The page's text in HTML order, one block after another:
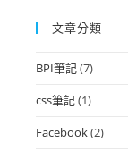
文章分類
BPI筆記(7)
css筆記(1)
Facebook(2)